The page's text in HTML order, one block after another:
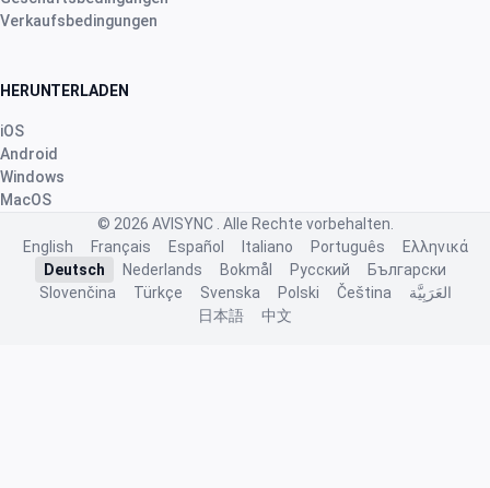
Verkaufsbedingungen
HERUNTERLADEN
iOS
Android
Windows
MacOS
© 2026 AVISYNC . Alle Rechte vorbehalten.
English
Français Español Italiano Português
Ελληνικά
Deutsch
Nederlands Bokmål Русский
Български
Slovenčina
Türkçe Svenska Polski Čeština
العَرَبِيَّة
日本語
中文